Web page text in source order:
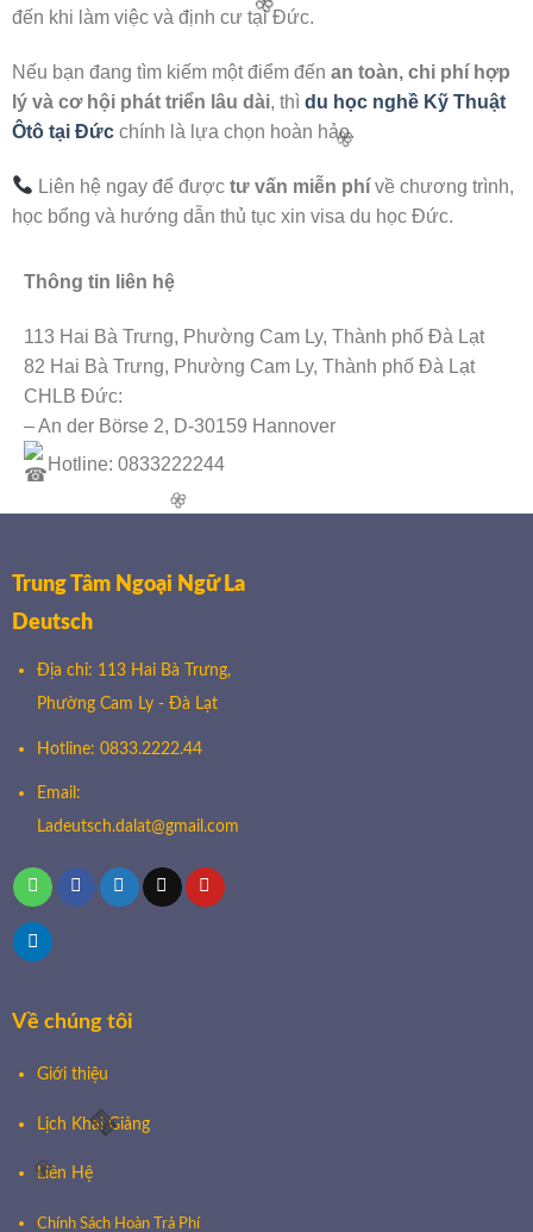
🌸
🧧
🌸
🌸
đến khi làm việc và định cư tại Đức.
Nếu bạn đang tìm kiếm một điểm đến an toàn, chi phí hợp
lý và cơ hội phát triển lâu dài, thì du học nghề Kỹ Thuật
Ôtô tại Đức chính là lựa chọn hoàn hảo.
Liên hệ ngay để đượctư vấn miễn phí về chương trình,
học bổng và hướng dẫn thủ tục xin visa du học Đức.
Thông tin liên hệ
113 Hai Bà Trưng, Phường Cam Ly, Thành phố Đà Lạt
82 Hai Bà Trưng, Phường Cam Ly, Thành phố Đà Lạt
CHLB Đức:
– An der Börse 2, D-30159 Hannover
Hotline: 0833222244
Trung Tâm Ngoại Ngữ La
Deutsch
Địa chỉ: 113 Hai Bà Trưng,
Phường Cam Ly - Đà Lạt
Hotline: 0833.2222.44
Email:
Ladeutsch.dalat@gmail.com
Về chúng tôi
Giới thiệu
Lịch Khai Giảng
Liên Hệ
Chính Sách Hoàn Trả Phí